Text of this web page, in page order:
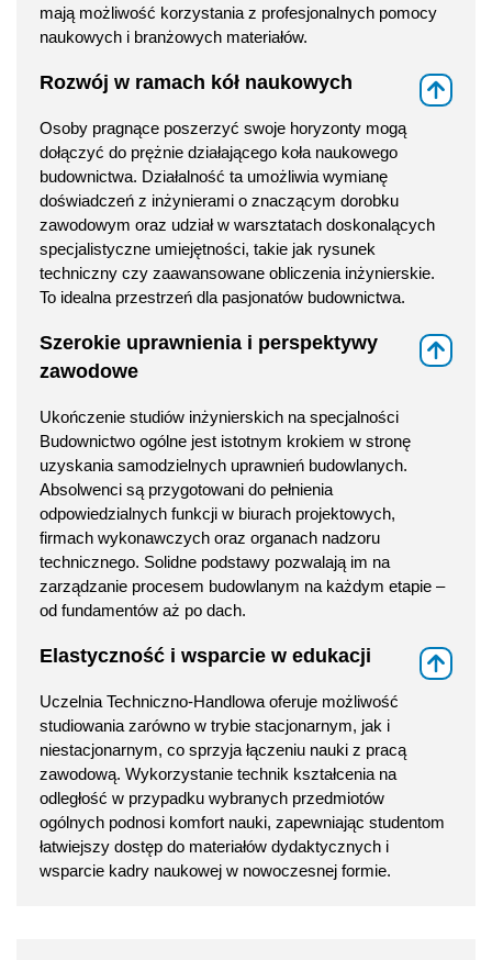
mają możliwość korzystania z profesjonalnych pomocy
naukowych i branżowych materiałów.
Rozwój w ramach kół naukowych
Osoby pragnące poszerzyć swoje horyzonty mogą
dołączyć do prężnie działającego koła naukowego
budownictwa. Działalność ta umożliwia wymianę
doświadczeń z inżynierami o znaczącym dorobku
zawodowym oraz udział w warsztatach doskonalących
specjalistyczne umiejętności, takie jak rysunek
techniczny czy zaawansowane obliczenia inżynierskie.
To idealna przestrzeń dla pasjonatów budownictwa.
Szerokie uprawnienia i perspektywy
zawodowe
Ukończenie studiów inżynierskich na specjalności
Budownictwo ogólne jest istotnym krokiem w stronę
uzyskania samodzielnych uprawnień budowlanych.
Absolwenci są przygotowani do pełnienia
odpowiedzialnych funkcji w biurach projektowych,
firmach wykonawczych oraz organach nadzoru
technicznego. Solidne podstawy pozwalają im na
zarządzanie procesem budowlanym na każdym etapie –
od fundamentów aż po dach.
Elastyczność i wsparcie w edukacji
Uczelnia Techniczno-Handlowa oferuje możliwość
studiowania zarówno w trybie stacjonarnym, jak i
niestacjonarnym, co sprzyja łączeniu nauki z pracą
zawodową. Wykorzystanie technik kształcenia na
odległość w przypadku wybranych przedmiotów
ogólnych podnosi komfort nauki, zapewniając studentom
łatwiejszy dostęp do materiałów dydaktycznych i
wsparcie kadry naukowej w nowoczesnej formie.